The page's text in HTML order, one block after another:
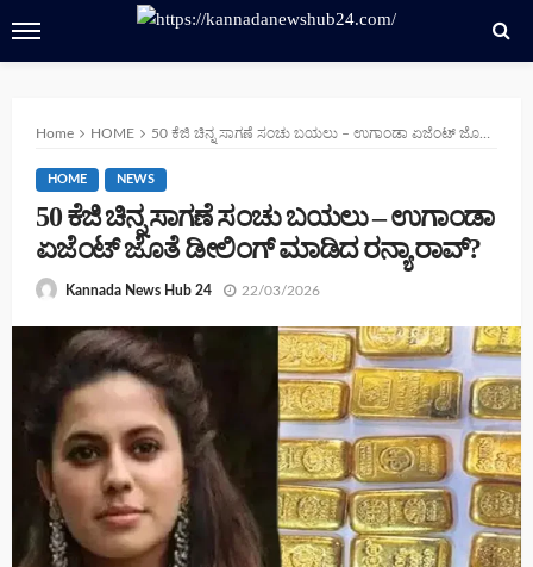
Home HOME 50 ಕೆಜಿ ಚಿನ್ನ ಸಾಗಣೆ ಸಂಚು ಬಯಲು – ಉಗಾಂಡಾ ಏಜೆಂಟ್ ಜೊತೆ ಡೀಲಿಂಗ್ ಮಾಡಿದ ರನ್ಯಾ ರಾವ್?
HOME NEWS
50 ಕೆಜಿ ಚಿನ್ನ ಸಾಗಣೆ ಸಂಚು ಬಯಲು – ಉಗಾಂಡಾ
ಏಜೆಂಟ್ ಜೊತೆ ಡೀಲಿಂಗ್ ಮಾಡಿದ ರನ್ಯಾ ರಾವ್?
Kannada News Hub 24 22/03/2026